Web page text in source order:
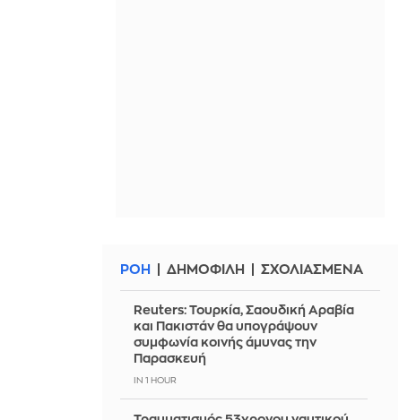
ΡΟΗ ΔΗΜΟΦΙΛΗ ΣΧΟΛΙΑΣΜΕΝΑ
Reuters: Τουρκία, Σαουδική Αραβία
και Πακιστάν θα υπογράψουν
συμφωνία κοινής άμυνας την
Παρασκευή
IN 1 HOUR